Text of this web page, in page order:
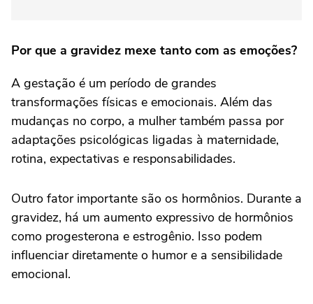
Por que a gravidez mexe tanto com as emoções?
A gestação é um período de grandes
transformações físicas e emocionais. Além das
mudanças no corpo, a mulher também passa por
adaptações psicológicas ligadas à maternidade,
rotina, expectativas e responsabilidades.
Outro fator importante são os hormônios. Durante a
gravidez, há um aumento expressivo de hormônios
como progesterona e estrogênio. Isso podem
influenciar diretamente o humor e a sensibilidade
emocional.